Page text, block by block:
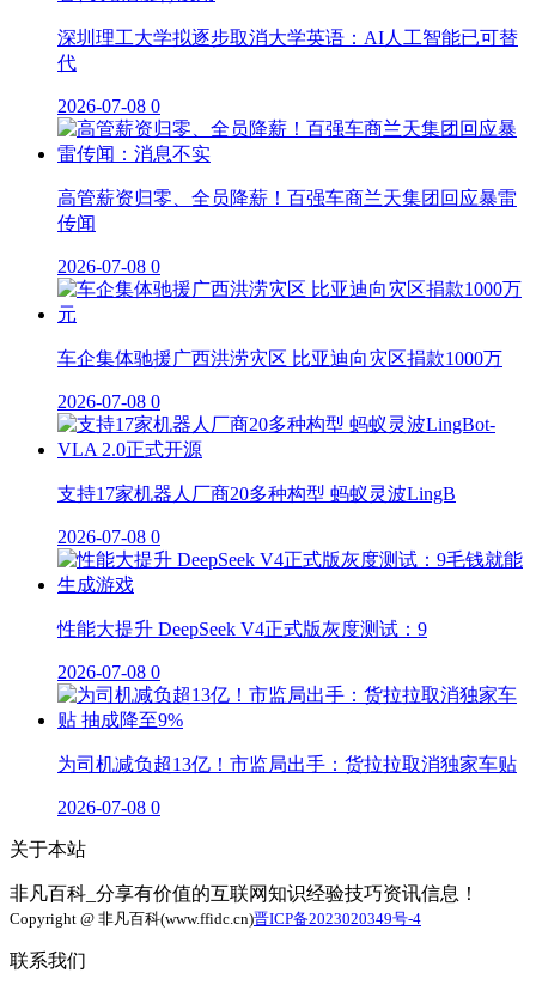
深圳理工大学拟逐步取消大学英语：AI人工智能已可替
代
2026-07-08 0
高管薪资归零、全员降薪！百强车商兰天集团回应暴雷
传闻
2026-07-08 0
车企集体驰援广西洪涝灾区 比亚迪向灾区捐款1000万
2026-07-08 0
支持17家机器人厂商20多种构型 蚂蚁灵波LingB
2026-07-08 0
性能大提升 DeepSeek V4正式版灰度测试：9
2026-07-08 0
为司机减负超13亿！市监局出手：货拉拉取消独家车贴
2026-07-08 0
关于本站
非凡百科_分享有价值的互联网知识经验技巧资讯信息！
Copyright @ 非凡百科(www.ffidc.cn)晋ICP备2023020349号-4
联系我们